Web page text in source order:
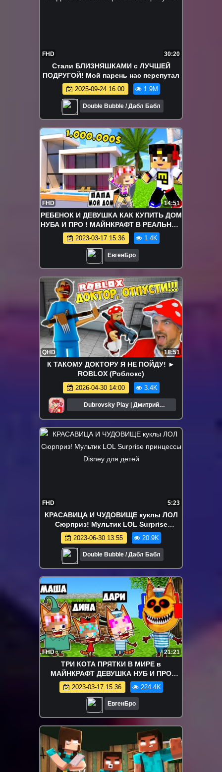
FHD 30:20
Стали БЛИЗНЯШКАМИ с ЛУЧШЕЙ
ПОДРУГОЙ! Мой парень нас перепутал
2025-09-24 16:00 1.9M
Double Bubble / Дабл Бабл
FHD 14:51
РЕБЕНОК И ДЕВУШКА КАК КУПИТЬ ДОМ
НУБА И ПРО ! МАЙНКРАФТ В РЕАЛЬНОЙ
ЖИЗНИ ВИДЕО ТРОЛЛИНГ MINECRAFT
2023-03-17 15:36 1.4K
ЕвгенБро
QHD 18:51
К ТАКОМУ ДОКТОРУ Я НЕ ПОЙДУ! ►
ROBLOX (Роблокс)
2026-04-30 14:00 3.4K
Dubrovsky Play | Дмитрий
FHD 5:23
КРАСАВИЦА И ЧУДОВИЩЕ куклы ЛОЛ
Сюрприз! Мультик LOL Surprise
принцессы Disney для детей
2023-06-30 13:55 20.9K
Double Bubble / Дабл Бабл
FHD 21:21
ТРИ КОТА ПРЯТКИ В МИРЕ в
МАЙНКРАФТ ДЕВУШКА НУБ И ПРО
ВИДЕО ТРОЛЛИНГ MINECRAFT
2023-03-17 15:36 224.4K
ЕвгенБро